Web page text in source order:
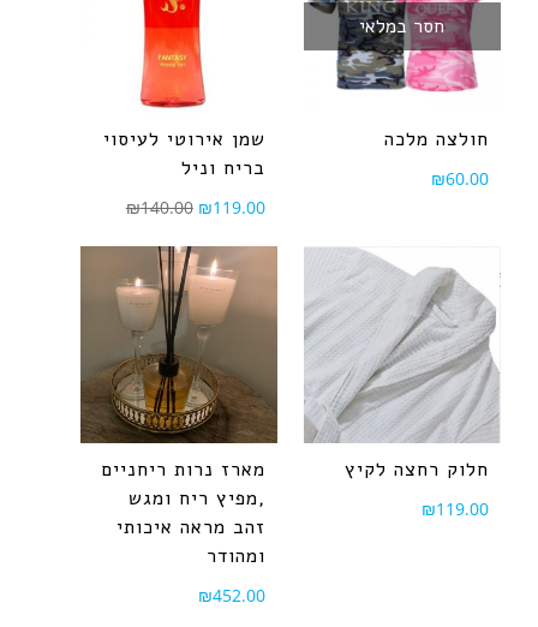
חסר במלאי
חולצה מלכה
₪60.00
שמן אירוטי לעיסוי
בריח וניל
₪140.00 ₪119.00
חלוק רחצה לקיץ
₪119.00
מארז נרות ריחניים
,מפיץ ריח ומגש
זהב מראה איכותי
ומהודר
₪452.00